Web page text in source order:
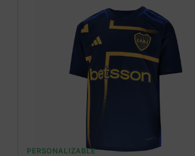
PERSONALIZABLE